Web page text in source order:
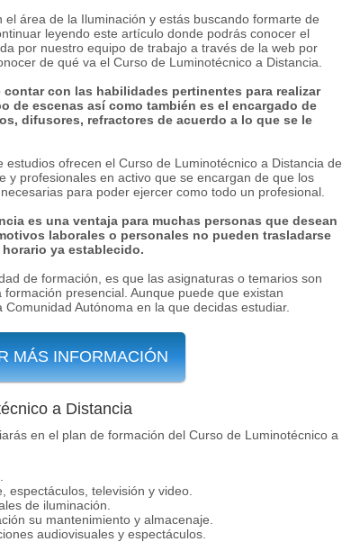
área de la Iluminación y estás buscando formarte de
leyendo este artículo donde podrás conocer el
por nuestro equipo de trabajo a través de la web por
de qué va el Curso de Luminotécnico a Distancia.
con las habilidades pertinentes para realizar
de escenas así como también es el encargado de
difusores, refractores de acuerdo a lo que se le
ofrecen el Curso de Luminotécnico a Distancia de
y profesionales en activo que se encargan de que los
para poder ejercer como todo un profesional.
es una ventaja para muchas personas que desean
laborales o personales no pueden trasladarse
ya establecido.
de formación, es que las asignaturas o temarios son
presencial. Aunque puede que existan
Autónoma en la que decidas estudiar.
MÁS INFORMACIÓN
a Distancia
en el plan de formación del Curso de Luminotécnico a
espectáculos, televisión y video.
de iluminación.
su mantenimiento y almacenaje.
audiovisuales y espectáculos.